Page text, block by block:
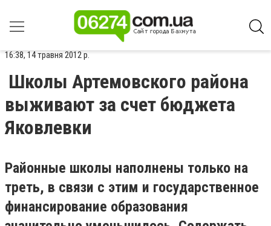
16:38, 14 травня 2012 р.
Школы Артемовского района
выживают за счет бюджета
Яковлевки
Районные школы наполнены только на
треть, в связи с этим и государственное
финансирование образования